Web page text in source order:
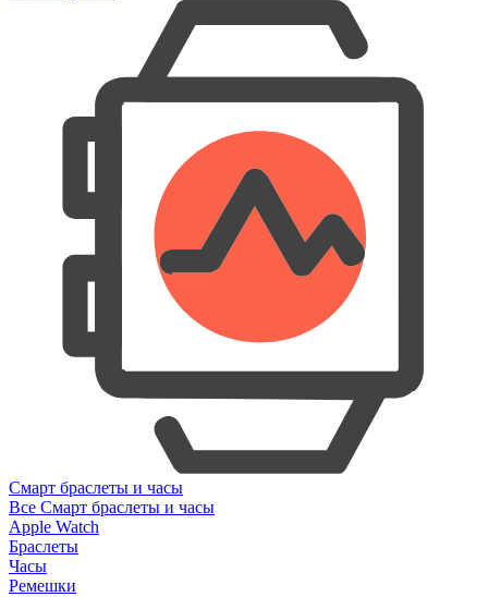
Смарт браслеты и часы
Все Смарт браслеты и часы
Apple Watch
Браслеты
Часы
Ремешки